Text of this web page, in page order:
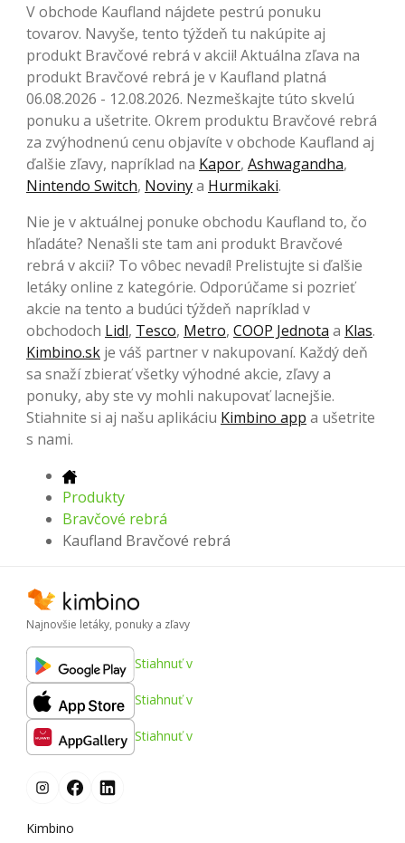
V obchode Kaufland nájdete pestrú ponuku
tovarov. Navyše, tento týždeň tu nakúpite aj
produkt Bravčové rebrá v akcii! Aktuálna zľava na
produkt Bravčové rebrá je v Kaufland platná
06.08.2026 - 12.08.2026. Nezmeškajte túto skvelú
ponuku a ušetrite. Okrem produktu Bravčové rebrá
za zvýhodnenú cenu objavíte v obchode Kaufland aj
ďalšie zľavy, napríklad na Kapor, Ashwagandha,
Nintendo Switch, Novinya Hurmikaki.
Nie je v aktuálnej ponuke obchodu Kaufland to, čo
hľadáte? Nenašli ste tam ani produkt Bravčové
rebrá v akcii? To vôbec nevadí! Prelistujte si ďalšie
letáky online z kategórie. Odporúčame si pozrieť
akcie na tento a budúci týždeň napríklad v
obchodoch Lidl, Tesco, Metro, COOP Jednota a Klas.
Kimbino.sk je váš partner v nakupovaní. Každý deň
sa snaží zbierať všetky výhodné akcie, zľavy a
ponuky, aby ste vy mohli nakupovať lacnejšie.
Stiahnite si aj našu aplikáciu Kimbino app a ušetrite
s nami.
Produkty
Bravčové rebrá
Kaufland Bravčové rebrá
Najnovšie letáky, ponuky a zľavy
Stiahnuť v
Stiahnuť v
Stiahnuť v
Kimbino